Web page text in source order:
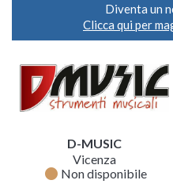
Diventa un
Clicca qui per
D-MUSIC
Vicenza
fiber_manual_record Non disponibile